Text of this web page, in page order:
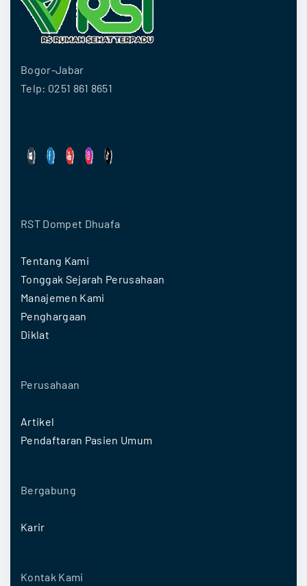
Bogor-Jabar
Telp: 0251 861 8651
RST Dompet Dhuafa
Tentang Kami
Tonggak Sejarah Perusahaan
Manajemen Kami
Penghargaan
Diklat
Perusahaan
Artikel
Pendaftaran Pasien Umum
Bergabung
Karir
Kontak Kami